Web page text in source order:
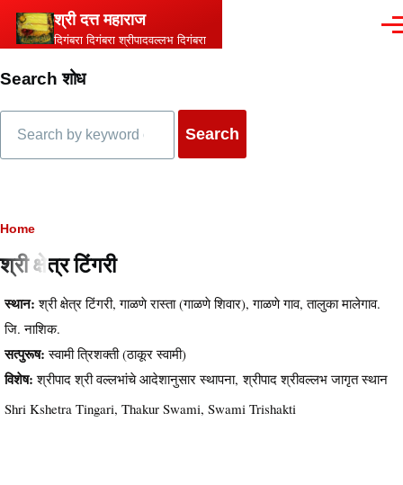
Skip to main content
श्री दत्त महाराज
दिगंबरा दिगंबरा श्रीपादवल्लभ दिगंबरा
Search शोध
Breadcrumb
Home
श्री क्षेत्र टिंगरी
स्थान: श्री क्षेत्र टिंगरी, गाळणे रास्ता (गाळणे शिवार), गाळणे गाव, तालुका मालेगाव.
जि. नाशिक.
सत्पुरूष: स्वामी त्रिशक्ती (ठाकूर स्वामी)
विशेष: श्रीपाद श्री वल्लभांचे आदेशानुसार स्थापना, श्रीपाद श्रीवल्लभ जागृत स्थान
Shri Kshetra Tingari, Thakur Swami, Swami Trishakti